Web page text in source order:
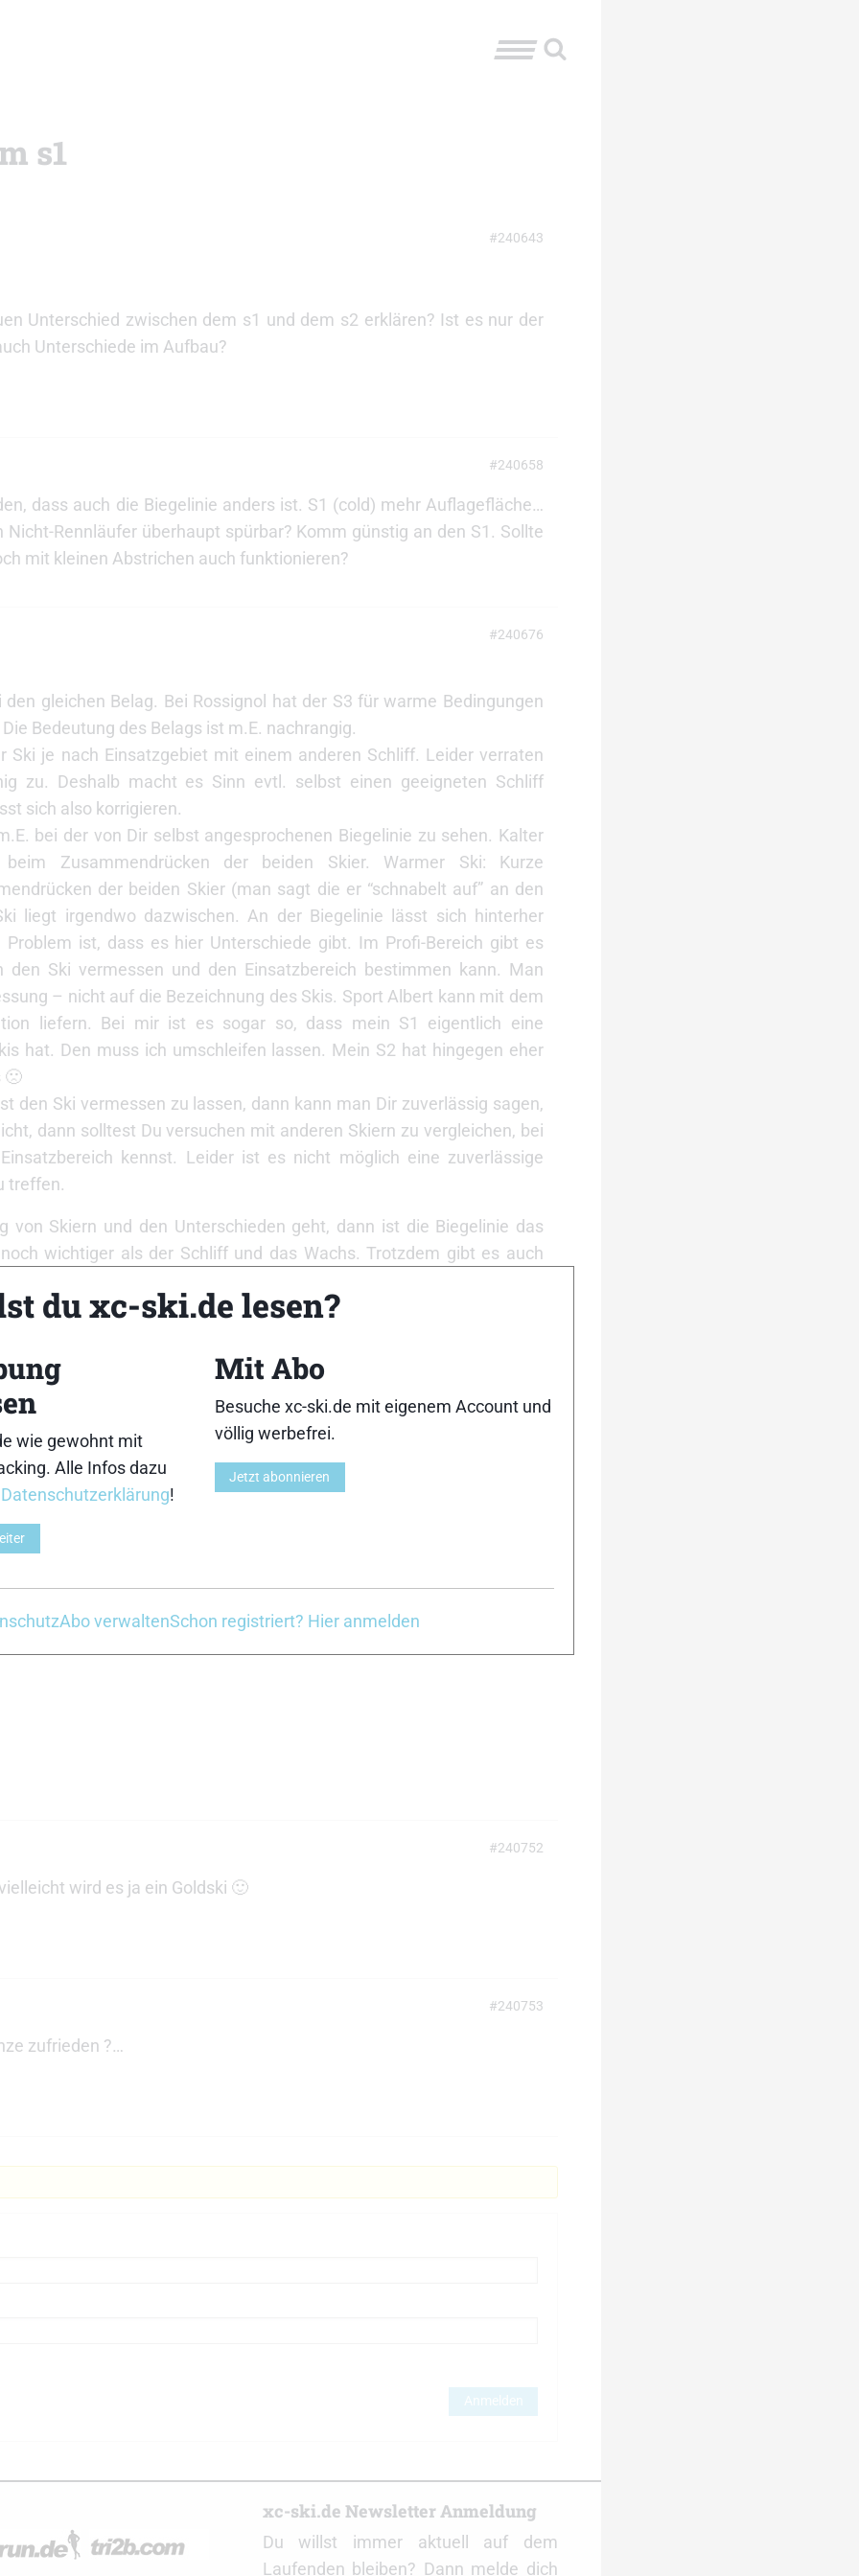
s1
#240643
Unterschied zwischen dem s1 und dem s2 erklären? Ist es nur der
Unterschiede im Aufbau?
#240658
dass auch die Biegelinie anders ist. S1 (cold) mehr Auflagefläche…
Rennläufer überhaupt spürbar? Komm günstig an den S1. Sollte
mit kleinen Abstrichen auch funktionieren?
#240676
gleichen Belag. Bei Rossignol hat der S3 für warme Bedingungen
Bedeutung des Belags ist m.E. nachrangig.
Ski je nach Einsatzgebiet mit einem anderen Schliff. Leider verraten
zu. Deshalb macht es Sinn evtl. selbst einen geeigneten Schliff
sich also korrigieren.
bei der von Dir selbst angesprochenen Biegelinie zu sehen. Kalter
Zusammendrücken der beiden Skier. Warmer Ski: Kurze
der beiden Skier (man sagt die er “schnabelt auf” an den
liegt irgendwo dazwischen. An der Biegelinie lässt sich hinterher
Problem ist, dass es hier Unterschiede gibt. Im Profi-Bereich gibt es
den Ski vermessen und den Einsatzbereich bestimmen kann. Man
– nicht auf die Bezeichnung des Skis. Sport Albert kann mit dem
liefern. Bei mir ist es sogar so, dass mein S1 eigentlich eine
hat. Den muss ich umschleifen lassen. Mein S2 hat hingegen eher
🙁
den Ski vermessen zu lassen, dann kann man Dir zuverlässig sagen,
dann solltest Du versuchen mit anderen Skiern zu vergleichen, bei
kennst. Leider ist es nicht möglich eine zuverlässige
treffen.
von Skiern und den Unterschieden geht, dann ist die Biegelinie das
wichtiger als der Schliff und das Wachs. Trotzdem gibt es auch
gut funktionieren.
Antwort. Aber so kompliziert ist die Realität 🙁 Deshalb gibt es z.B. in
Auswahl von Skiern als Dienstleistung anbieten.
4 Monaten von Thomas Oestreichgeändert.
Antwort! Ich werd ihn einfach testen. Ist ein Privatverkauf, aber bei
Sonst wird’s ein Zweitski für schlechte Bedingungen…
#240752
wird es ja ein Goldski 🙂
#240753
zufrieden ?…
Anmelden
xc-ski.de Newsletter Anmeldung
Du willst immer aktuell auf dem
Laufenden bleiben? Dann melde dich
du xc-ski.de lesen?
wie gewohnt mit
Alle Infos dazu
Datenschutzerklärung!
Mit Abo
Besuche xc-ski.de mit eigenem Account und
völlig werbefrei.
Jetzt abonnieren
Abo verwaltenSchon registriert? Hier anmelden